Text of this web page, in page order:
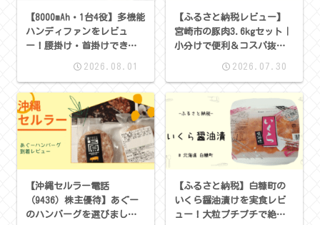
【8000mAh・1台4役】多機能
ハンディファンをレビュ
ー！腰掛け・首掛けできる
2026.08.01
【ふるさと納税レビュー】
宮崎市の豚肉3.6kgセット｜
小分けで便利＆コスパ抜群
2026.07.30
【沖縄セルラー電話
（9436）株主優待】あぐー
のハンバーグを選びまし
【ふるさと納税】白糠町の
いくら醤油漬けを実食レビ
ュー！大粒プチプチで絶品